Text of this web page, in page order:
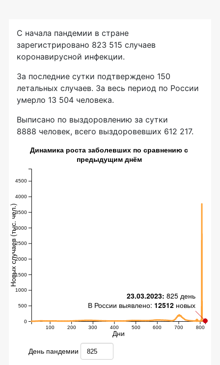
С начала пандемии в стране
зарегистрировано 823 515 случаев
коронавирусной инфекции.
За последние сутки подтверждено 150
летальных случаев. За весь период по России
умерло 13 504 человека.
Выписано по выздоровлению за сутки
8888 человек, всего выздоровевших 612 217.